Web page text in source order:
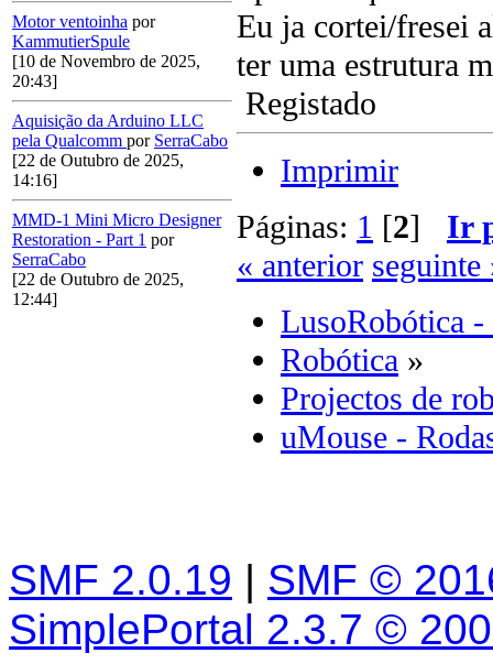
Motor ventoinha por
KammutierSpule
[10 de Novembro de 2025,
20:43]
Aquisição da Arduino LLC
pela Qualcomm por SerraCabo
[22 de Outubro de 2025,
14:16]
MMD-1 Mini Micro Designer
Restoration - Part 1 por
SerraCabo
[22 de Outubro de 2025,
12:44]
Eu ja cortei/fresei
ter uma estrutura
Registado
Imprimir
Páginas: 1 [2] Ir
« anterior seguinte
LusoRobótica -
Robótica »
Projectos de
uMouse -
SMF 2.0.19 | SMF ©
SimplePortal 2.3.7 ©